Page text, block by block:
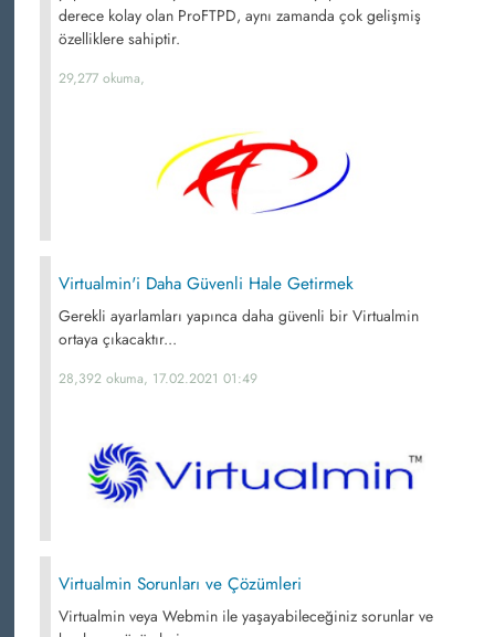
derece kolay olan ProFTPD, aynı zamanda çok gelişmiş
özelliklere sahiptir.
29,277 okuma,
Virtualmin'i Daha Güvenli Hale Getirmek
Gerekli ayarlamları yapınca daha güvenli bir Virtualmin
ortaya çıkacaktır...
28,392 okuma, 17.02.2021 01:49
Virtualmin Sorunları ve Çözümleri
Virtualmin veya Webmin ile yaşayabileceğiniz sorunlar ve